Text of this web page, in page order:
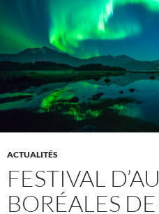
ACTUALITÉS
FESTIVAL
BORÉALES